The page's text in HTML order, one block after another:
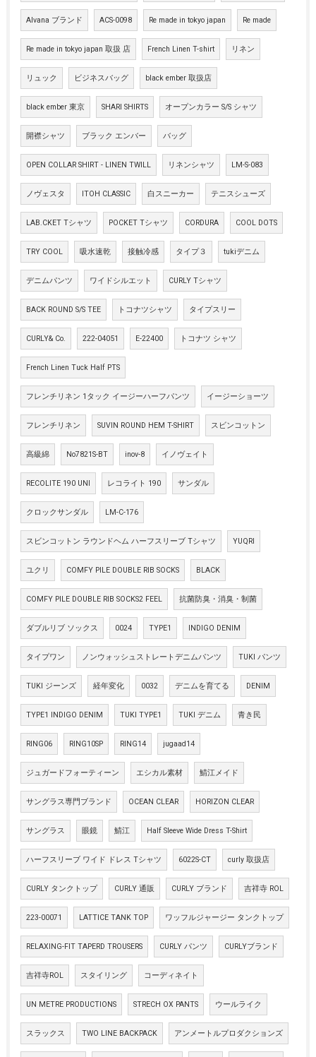
Alvana ブランド ACS-0098 Re made in tokyo japan Re made
Re made in tokyo japan 取扱 店 French Linen T-shirt リネン
リュック ビジネスバッグ black ember 取扱店
black ember 東京 SHARI SHIRTS オープンカラー S/S シャツ
開襟シャツ ブラック エンバー バッグ
OPEN COLLAR SHIRT - LINEN TWILL リネンシャツ LM-S-083
ノヴェスタ ITOH CLASSIC 白スニーカー テニスシューズ
LAB.CKET Tシャツ POCKET Tシャツ CORDURA COOL DOTS
TRY COOL 吸水速乾 接触冷感 タイプ３ tukiデニム
デニムパンツ ワイドシルエット CURLY Tシャツ
BACK ROUND S/S TEE トコナツシャツ タイプスリー
CURLY& Co. 222-04051 E-22400 トコナツ シャツ
French Linen Tuck Half PTS
フレンチリネン 1タック イージーハーフパンツ イージーショーツ
フレンチリネン SUVIN ROUND HEM T-SHIRT スビンコットン
高級綿 No7821S-BT inov-8 イノヴェイト
RECOLITE 190 UNI レコライト 190 サンダル
クロックサンダル LM-C-176
スビンコットン ラウンドヘム ハーフスリーブ Tシャツ YUQRI
ユクリ COMFY PILE DOUBLE RIB SOCKS BLACK
COMFY PILE DOUBLE RIB SOCKS2 FEEL 抗菌防臭・消臭・制菌
ダブルリブ ソックス 0024 TYPE1 INDIGO DENIM
タイプワン ノンウォッシュストレートデニムパンツ TUKI パンツ
TUKI ジーンズ 経年変化 0032 デニムを育てる DENIM
TYPE1 INDIGO DENIM TUKI TYPE1 TUKI デニム 青き民
RING06 RING10SP RING14 jugaad14
ジュガードフォーティーン エシカル素材 鯖江メイド
サングラス専門ブランド OCEAN CLEAR HORIZON CLEAR
サングラス 眼鏡 鯖江 Half Sleeve Wide Dress T-Shirt
ハーフスリーブ ワイド ドレス Tシャツ 6022S-CT curly 取扱店
CURLY タンクトップ CURLY 通販 CURLY ブランド 吉祥寺 ROL
223-00071 LATTICE TANK TOP ワッフルジャージー タンクトップ
RELAXING-FIT TAPERD TROUSERS CURLY パンツ CURLYブランド
吉祥寺ROL スタイリング コーディネイト
UN METRE PRODUCTIONS STRECH OX PANTS ウールライク
スラックス TWO LINE BACKPACK アンメートルプロダクションズ